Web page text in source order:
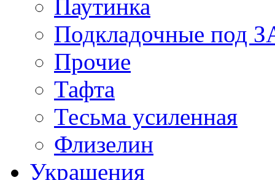
Паутинка
Подкладочные под
Прочие
Тафта
Тесьма усиленная
Флизелин
Украшения